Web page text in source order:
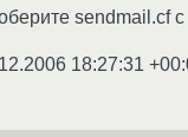
sendmail.cf с
18:27:31